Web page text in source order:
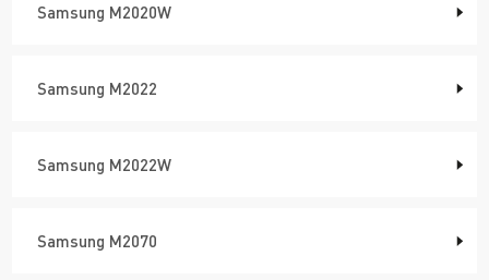
Samsung M2020W
Samsung M2022
Samsung M2022W
Samsung M2070